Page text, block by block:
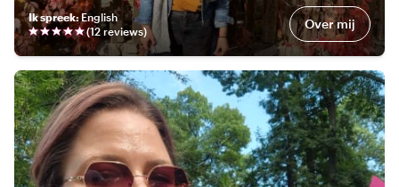
Ik spreek:English
(12reviews) Over mij